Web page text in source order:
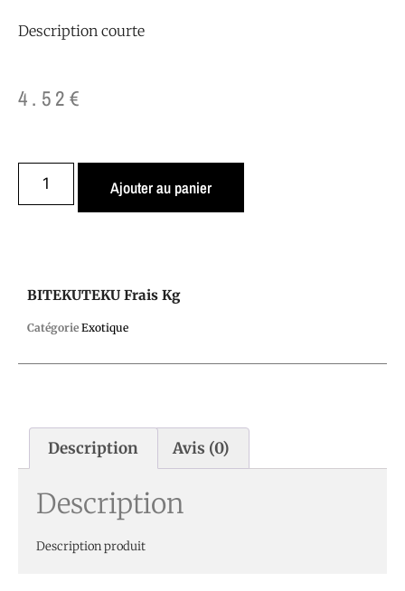
Description courte
4.52€
Ajouter au panier
BITEKUTEKU Frais Kg
Catégorie Exotique
Description Avis (0)
Description
Description produit